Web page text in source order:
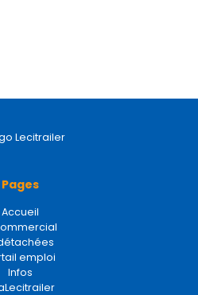
Pages
Accueil
emploi
Infos